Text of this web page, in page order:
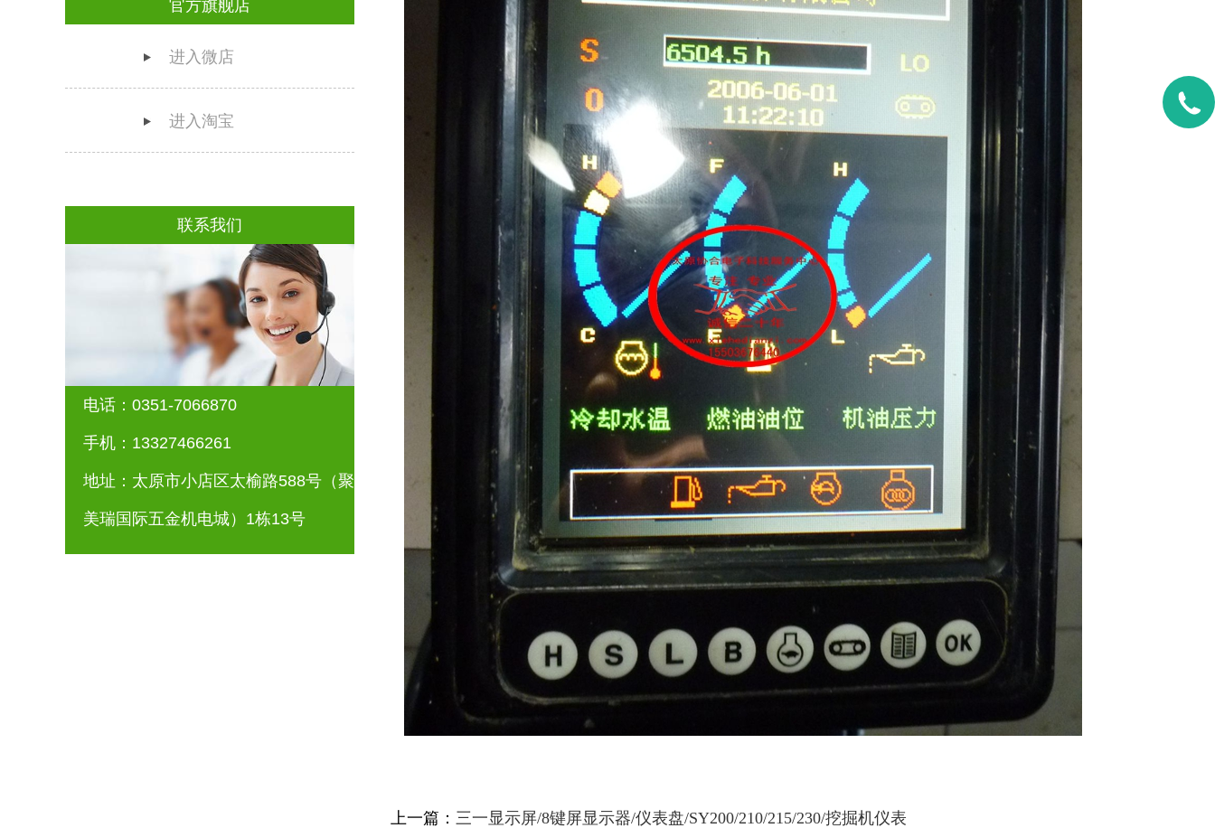
官方旗舰店
进入微店
进入淘宝
联系我们
电话：0351-7066870
手机：13327466261
地址：太原市小店区太榆路588号（聚
美瑞国际五金机电城）1栋13号
上一篇： 三一显示屏/8键屏显示器/仪表盘/SY200/210/215/230/挖掘机仪表